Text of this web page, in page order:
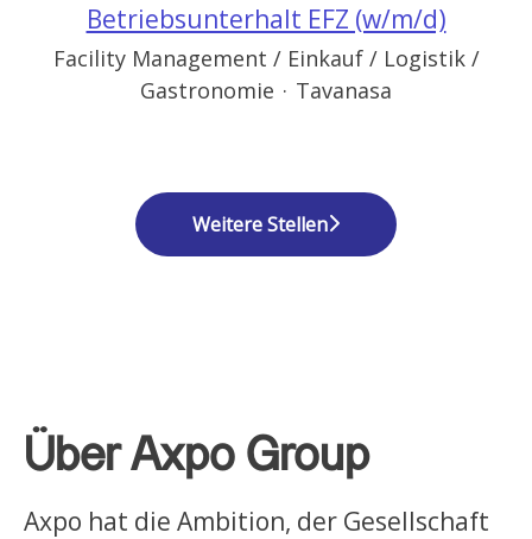
Betriebsunterhalt EFZ (w/m/d)
Facility Management / Einkauf / Logistik /
Gastronomie · Tavanasa
Weitere Stellen
Über Axpo Group
Axpo hat die Ambition, der Gesellschaft